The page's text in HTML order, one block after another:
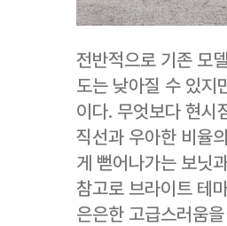
전반적으로 기존 모
도는 낮아질 수 있지
이다. 무엇보다 현시
직선과 우아한 비율
게 뻗어나가는 보닛
참고로 브라이트 테
은은한 고급스러움